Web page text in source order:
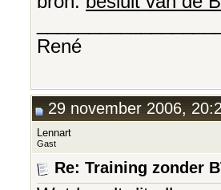
René
29 november 2006,
Lennart
Gast
Re: Training zonder